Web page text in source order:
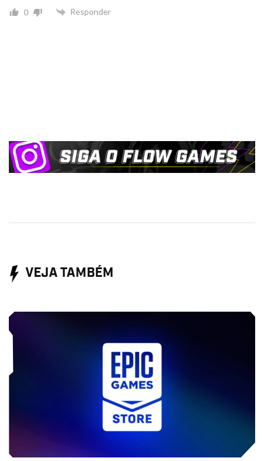
0 Responder
VEJA TAMBÉM